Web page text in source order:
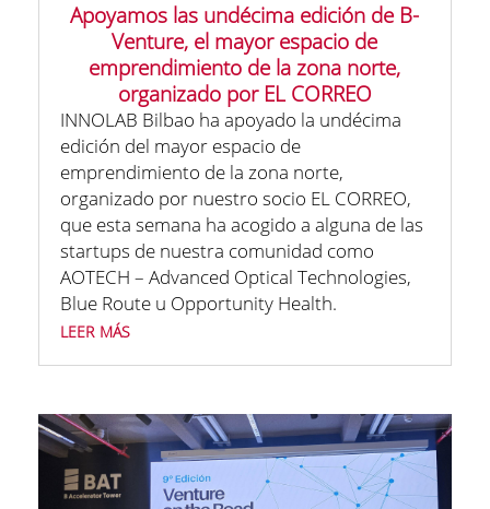
Apoyamos las undécima edición de B-
Venture, el mayor espacio de
emprendimiento de la zona norte,
organizado por EL CORREO
INNOLAB Bilbao ha apoyado la undécima
edición del mayor espacio de
emprendimiento de la zona norte,
organizado por nuestro socio EL CORREO,
que esta semana ha acogido a alguna de las
startups de nuestra comunidad como
AOTECH – Advanced Optical Technologies,
Blue Route u Opportunity Health.
leer más